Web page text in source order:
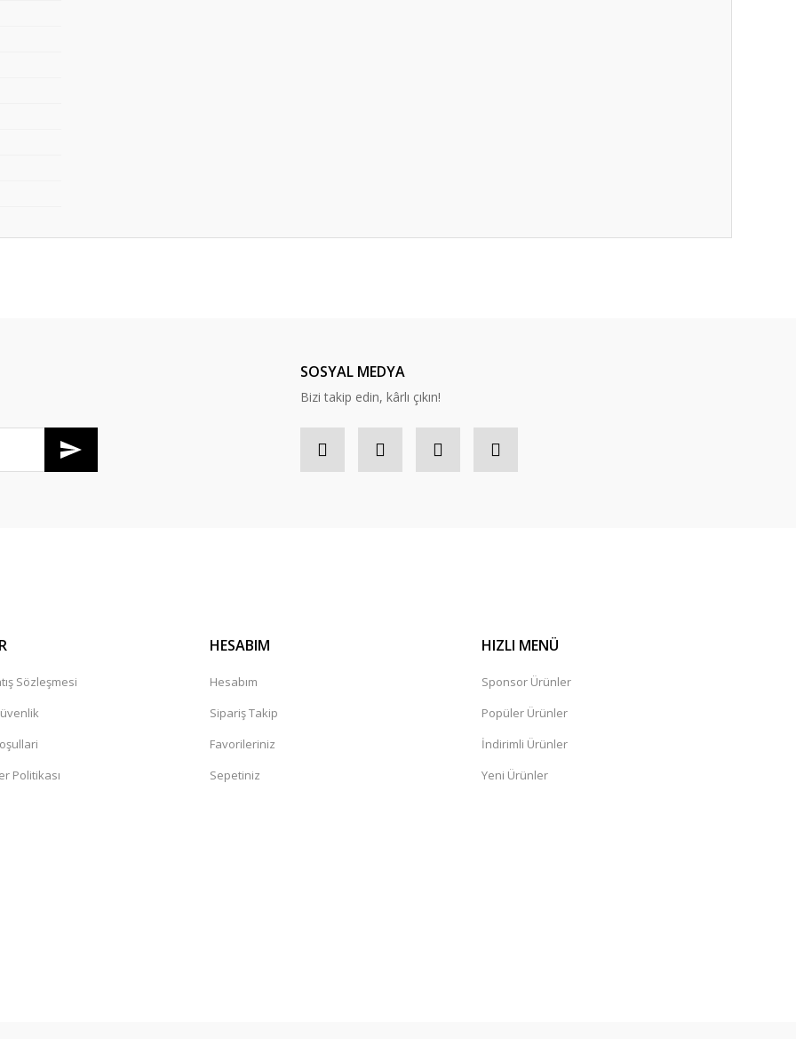
SOSYAL MEDYA
Bizi takip edin, kârlı çıkın!
Sözleşmesi
Politikası
HESABIM
Hesabım
Sipariş Takip
Favorileriniz
Sepetiniz
HIZLI MENÜ
Sponsor Ürünler
Popüler Ürünler
İndirimli Ürünler
Yeni Ürünler